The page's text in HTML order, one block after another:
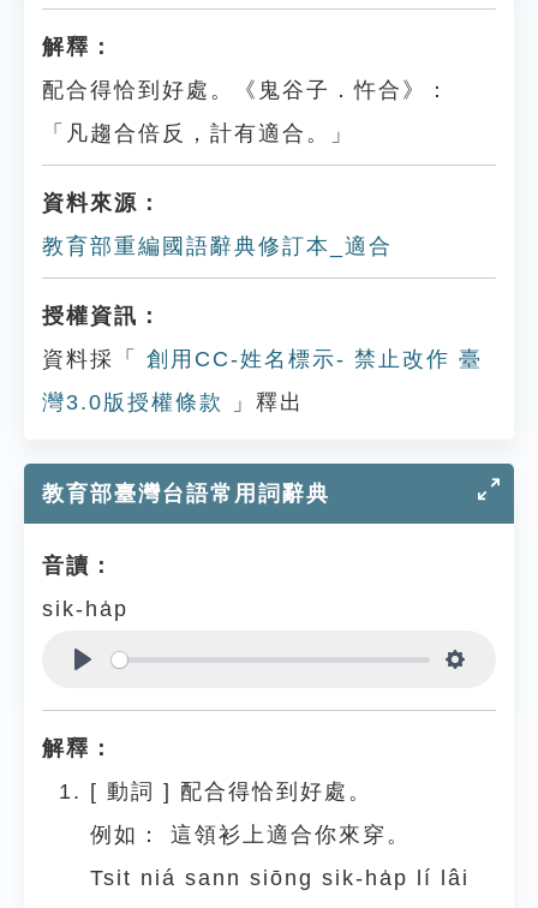
解釋：
配合得恰到好處。《鬼谷子．忤合》：
「凡趨合倍反，計有適合。」
資料來源：
教育部重編國語辭典修訂本_適合
授權資訊：
資料採「
創用CC-姓名標示- 禁止改作 臺
灣3.0版授權條款
」釋出
教育部臺灣台語常用詞辭典
音讀：
sik-ha̍p
解釋：
[ 動詞 ] 配合得恰到好處。
例如：
這領衫上適合你來穿。
Tsit niá sann siōng sik-ha̍p lí lâi